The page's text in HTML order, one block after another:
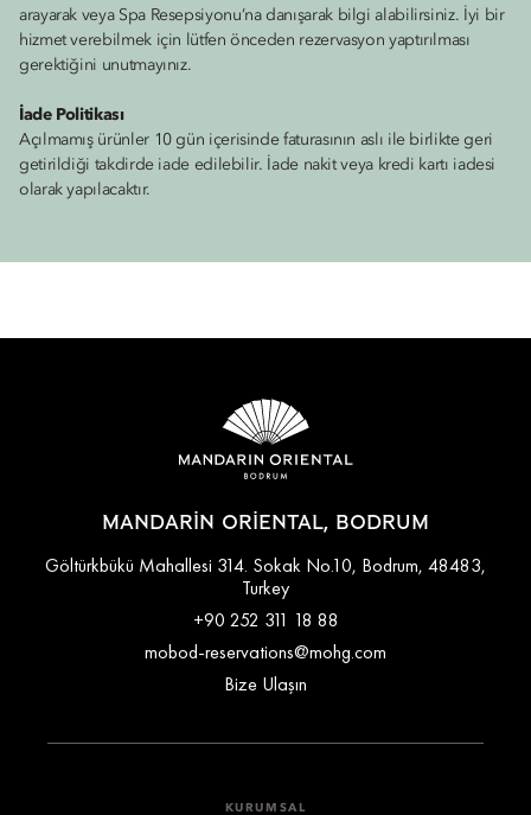
arayarak veya Spa Resepsiyonu’na danışarak bilgi alabilirsiniz. İyi bir
hizmet verebilmek için lütfen önceden rezervasyon yaptırılması
gerektiğini unutmayınız.
İade Politikası
Açılmamış ürünler 10 gün içerisinde faturasının aslı ile birlikte geri
getirildiği takdirde iade edilebilir. İade nakit veya kredi kartı iadesi
olarak yapılacaktır.
MANDARIN ORIENTAL, BODRUM
Göltürkbükü Mahallesi 314. Sokak No.10, Bodrum, 48483,
Turkey
+90 252 311 18 88
mobod-reservations@mohg.com
Bize Ulaşın
KURUMSAL